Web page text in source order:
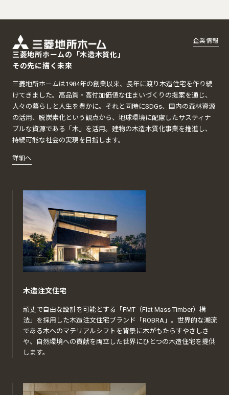
三菱地所ホームの「木造木質化」
その先に描く未来
三菱地所ホームは1984年の創業以来、長年に渡り木造住宅を作り続
けてきました。高品質・高付加価値な住まいづくりの提案を通じ、
人々の暮らしと人生を豊かに。それと同時にSDGs、国内の森林資源
の活用、脱炭素化という観点から、地球環境に配慮したサスティナ
ブルな資源である「木」を活用。建物の木造木質化事業を推進し、
持続可能な社会の実現を目指します。
詳細へ
企業情報
木造注文住宅
頑丈で自由な設計を可能とする「FMT（Flat Mass Timber）構
法」を採用した木造注文住宅ブランド「ROBRA」。世界的な潮流
である木へのマテリアルシフトを背景に木がもたらすやさしさ
や、自然環境への貢献を両立した世界にひとつの木造住宅を提供
します。